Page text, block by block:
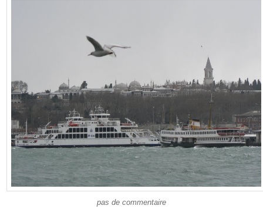
pas de commentaire